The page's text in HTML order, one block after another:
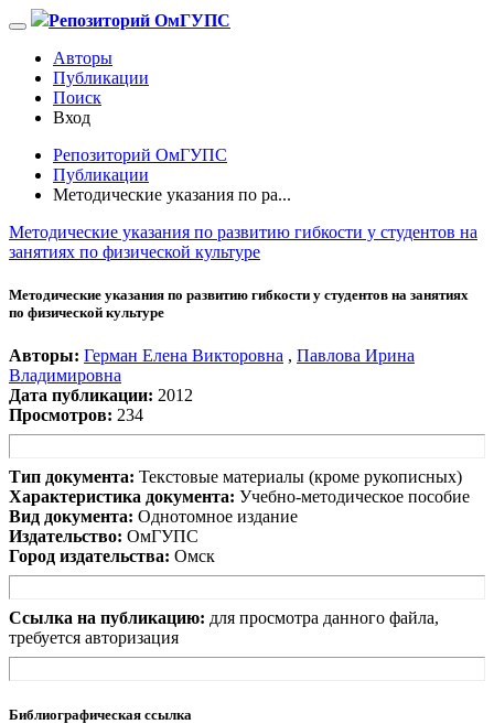
Репозиторий ОмГУПС
Авторы
Публикации
Поиск
Вход
Репозиторий ОмГУПС
Публикации
Методические указания по ра...
Методические указания по развитию гибкости у студентов на
занятиях по физической культуре
Методические указания по развитию гибкости у студентов на занятиях
по физической культуре
Авторы: Герман Елена Викторовна , Павлова Ирина
Владимировна
Дата публикации: 2012
Просмотров: 234
Тип документа: Текстовые материалы (кроме рукописных)
Характеристика документа: Учебно-методическое пособие
Вид документа: Однотомное издание
Издательство: ОмГУПС
Город издательства: Омск
Ссылка на публикацию: для просмотра данного файла,
требуется авторизация
Библиографическая ссылка